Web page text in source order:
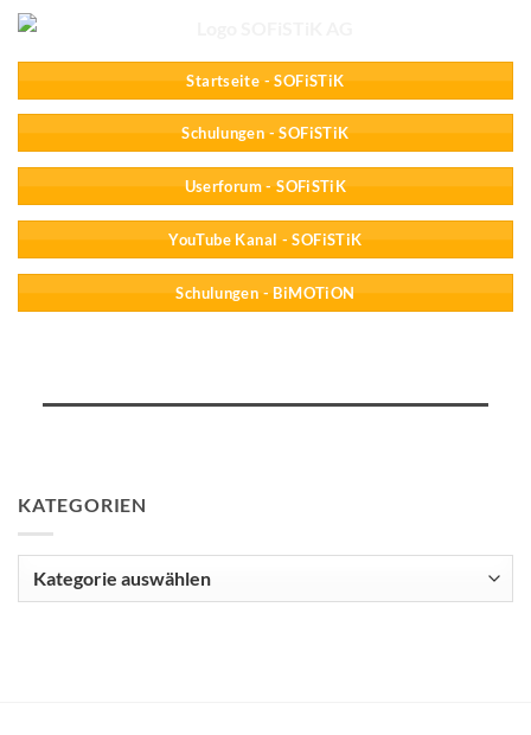
Startseite - SOFiSTiK
Schulungen - SOFiSTiK
Userforum - SOFiSTiK
YouTube Kanal - SOFiSTiK
Schulungen - BiMOTiON
KATEGORIEN
Kategorien